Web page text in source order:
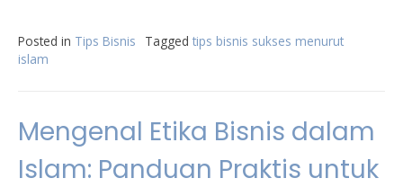
Posted in Tips Bisnis Tagged tips bisnis sukses menurut
islam
Mengenal Etika Bisnis dalam
Islam: Panduan Praktis untuk